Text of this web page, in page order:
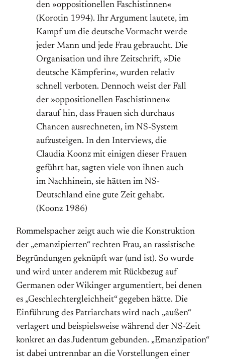
den »oppositionellen Faschistinnen«
(Korotin 1994). Ihr Argument lautete, im
Kampf um die deutsche Vormacht werde
jeder Mann und jede Frau gebraucht. Die
Organisation und ihre Zeitschrift, »Die
deutsche Kämpferin«, wurden relativ
schnell verboten. Dennoch weist der Fall
der »oppositionellen Faschistinnen«
darauf hin, dass Frauen sich durchaus
Chancen ausrechneten, im NS-System
aufzusteigen. In den Interviews, die
Claudia Koonz mit einigen dieser Frauen
geführt hat, sagten viele von ihnen auch
im Nachhinein, sie hätten im NS-
Deutschland eine gute Zeit gehabt.
(Koonz 1986)
Rommelspacher zeigt auch wie die Konstruktion
der „emanzipierten“ rechten Frau, an rassistische
Begründungen geknüpft war (und ist). So wurde
und wird unter anderem mit Rückbezug auf
Germanen oder Wikinger argumentiert, bei denen
es „Geschlechtergleichheit“ gegeben hätte. Die
Einführung des Patriarchats wird nach „außen“
verlagert und beispielsweise während der NS-Zeit
konkret an das Judentum gebunden. „Emanzipation“
ist dabei untrennbar an die Vorstellungen einer